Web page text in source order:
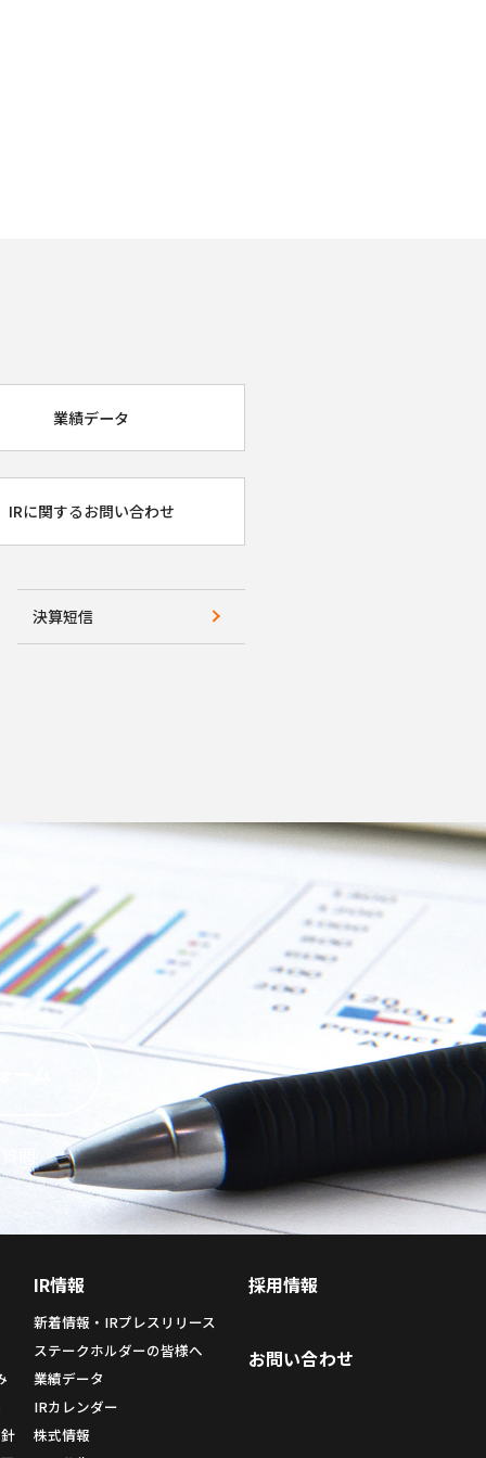
業績データ
IRに関するお問い合わせ
決算短信
ム
問
IR情報
新着情報・IRプレスリリース
ステークホルダーの皆様へ
業績データ
IRカレンダー
株式情報
採用情報
お問い合わせ